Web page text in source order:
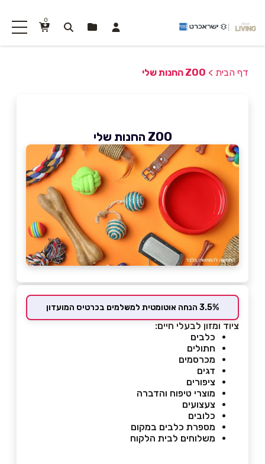
0
דף הבית > ZOO החנות שלי
ZOO החנות שלי
3.5% הנחה אוטומטית למשלמים בכרטיס המועדון
ציוד ומזון לבעלי חיים:
כלבים
חתולים
מכרסמים
דגים
ציפורים
מוצרי טיפוח והדברה
צעצועים
כלובים
מספרת כלבים במקום
משלוחים לבית הלקוח